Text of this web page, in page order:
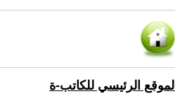
الموقع الرئيسي للكاتب-ة